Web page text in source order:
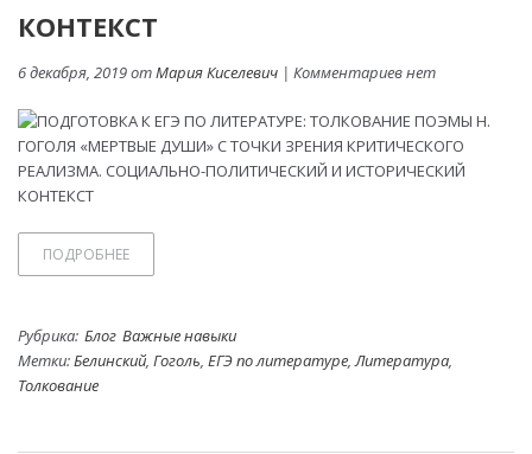
КОНТЕКСТ
6 декабря, 2019 отМария Киселевич | Комментариев нет
ПОДРОБНЕЕ
Рубрика: Блог Важные навыки
Метки:Белинский, Гоголь, ЕГЭ по литературе,Литература,
Толкование